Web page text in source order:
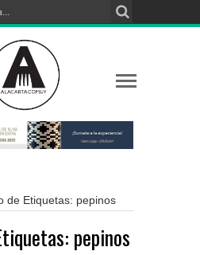
de Etiquetas: pepinos
pepinos